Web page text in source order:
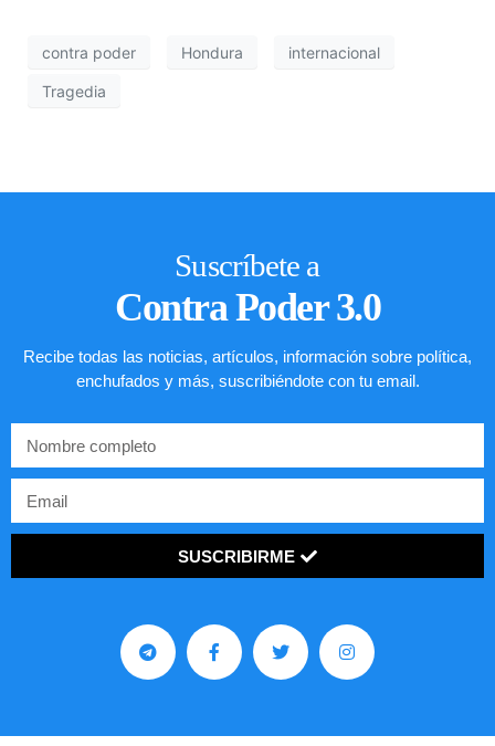
contra poder Hondura internacional
Tragedia
Suscríbete a
Contra Poder 3.0
Recibe todas las noticias, artículos, información sobre política,
enchufados y más, suscribiéndote con tu email.
SUSCRIBIRME